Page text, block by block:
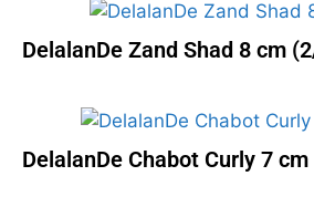
DelalanDe Zand Shad 8 cm
DelalanDe Chabot Curly 7